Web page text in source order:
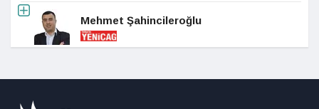
Mehmet Şahincileroğlu